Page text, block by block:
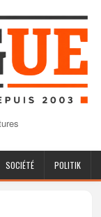
SOCIÉTÉ POLITIK